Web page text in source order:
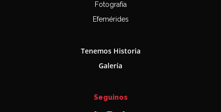
Fotografía
Efemérides
Tenemos Historia
Galería
Seguinos